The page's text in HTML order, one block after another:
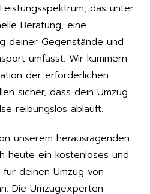
das unter
Beratung, eine
deiner Gegenstände und
umfasst. Wir kümmern
der erforderlichen
sicher, dass dein Umzug
reibungslos abläuft.
unserem herausragenden
heute ein kostenloses und
deinen Umzug von
Die Umzugexperten